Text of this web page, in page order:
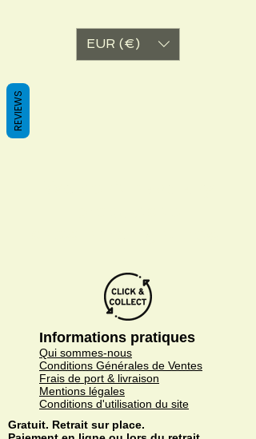
EUR (€)
Informations pratiques
Qui sommes-nous
Conditions Générales de Ventes
Frais de port & livraison
Mentions légales
Conditions d'utilisation du site
Gratuit. Retrait sur place.
REVIEWS